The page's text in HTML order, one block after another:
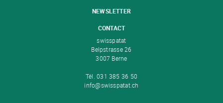
NEWSLETTER
CONTACT
swisspatat
Belpstrasse 26
3007 Berne
Tél. 031 385 36 50
info@swisspatat.ch